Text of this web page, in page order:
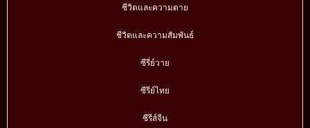
ชีวิตและความตาย
ชีวิตและความสัมพันธ์
ซีรี่ย์วาย
ซีรีย์ไทย
ซีรีส์จีน